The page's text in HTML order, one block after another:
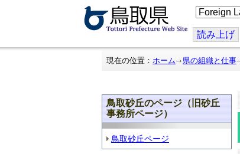
こ
の
ジ
を
翻
読み上げ
現在の位置： ホーム 県の組織と仕事
鳥取砂丘のページ（旧砂丘
事務所ページ）
鳥取砂丘ページ